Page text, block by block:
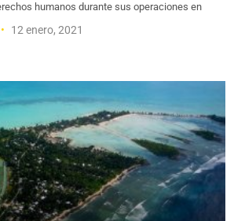
humanos durante sus operaciones en
12 enero, 2021